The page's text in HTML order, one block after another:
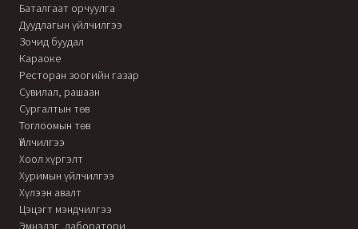
Баталгаат орчуулга
Дуудлагын үйлчилгээ
Зочид буудал
Караоке
Ресторан зоогийн газар
Сувилал, рашаан
Сургалтын төв
Тоглоомын төв
Үйлчилгээ
Хоол хүргэлт
Хуримын үйлчилгээ
Хүлээн авалт
Цэцэгт мэндчилгээ
Эмнэлэг, лаборатори